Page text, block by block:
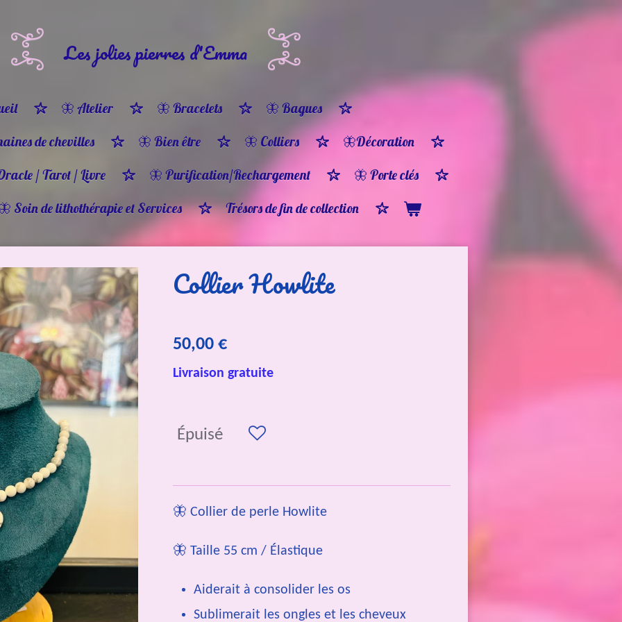
Les jolies pierres d'Emma
🦋 Atelier 🦋 Bracelets
🦋 Bagues
de chevilles
🦋 Bien être 🦋 Colliers
🦋Décoration
/ Tarot / Livre
🦋 Purification/Rechargement
🦋 Porte clés
Soin de lithothérapie et Services
Trésors de fin de collection
Collier Howlite
50,00 €
Livraison gratuite
Épuisé
🦋 Collier de perle Howlite
🦋 Taille 55 cm / Élastique
Aiderait à consolider les os
Sublimerait les ongles et les cheveux